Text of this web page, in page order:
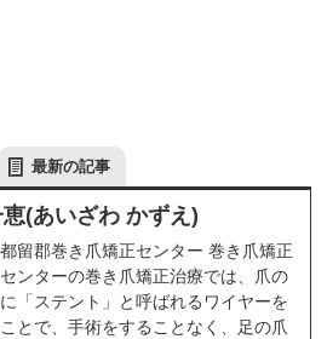
最新の記事
(あいざわ かずえ)
留郡巻き爪矯正センター 巻き爪矯正
ンターの巻き爪矯正治療では、爪の
「ステント」と呼ばれるワイヤーを
とで、手術をすることなく、足の爪